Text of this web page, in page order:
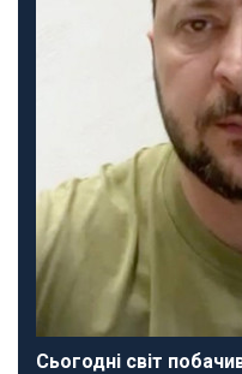
Сьогодні світ